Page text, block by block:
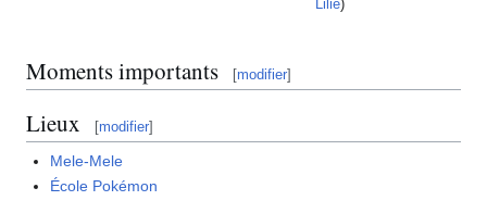
Lilie)
Moments importants [modifier]
Lieux [modifier]
Mele-Mele
École Pokémon